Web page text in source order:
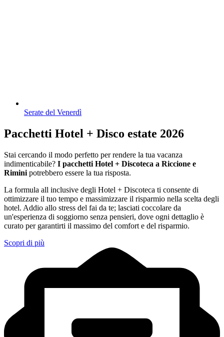
Serate del Venerdì
Pacchetti Hotel + Disco estate 2026
Stai cercando il modo perfetto per rendere la tua vacanza
indimenticabile? I pacchetti Hotel + Discoteca a Riccione e
Rimini potrebbero essere la tua risposta.
La formula all inclusive degli Hotel + Discoteca ti consente di
ottimizzare il tuo tempo e massimizzare il risparmio nella scelta degli
hotel. Addio allo stress del fai da te; lasciati coccolare da
un'esperienza di soggiorno senza pensieri, dove ogni dettaglio è
curato per garantirti il massimo del comfort e del risparmio.
Scopri di più